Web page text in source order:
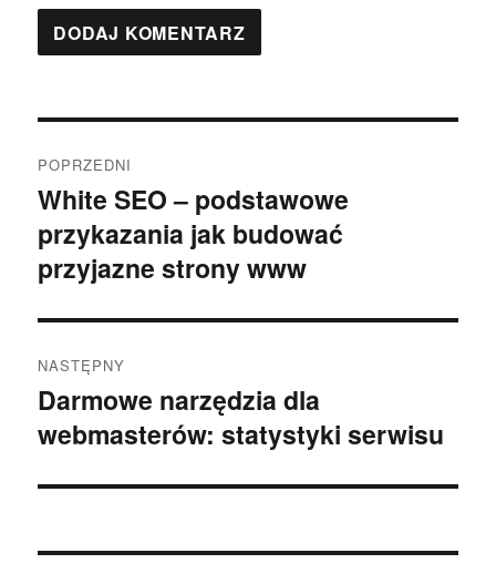
wpisu
POPRZEDNI
Poprzedni
wpis:
White SEO – podstawowe
przykazania jak budować
przyjazne strony www
NASTĘPNY
Następny
wpis:
Darmowe narzędzia dla
webmasterów: statystyki serwisu